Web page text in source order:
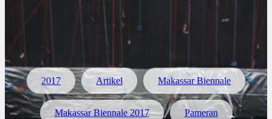
2017 Artikel Makassar Biennale
Makassar Biennale 2017 Pameran